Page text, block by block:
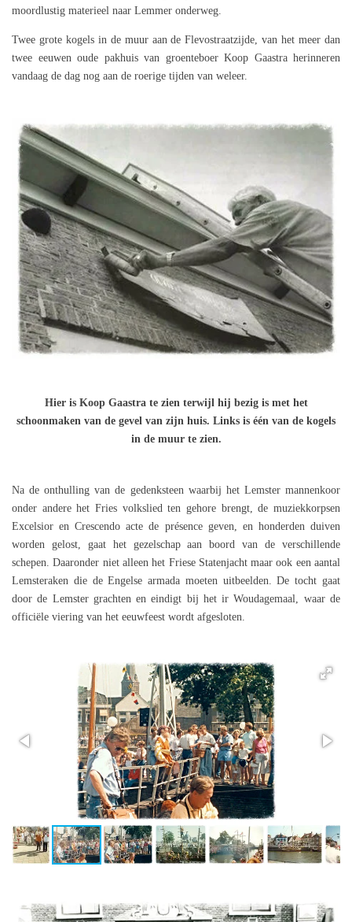
moordlustig materieel naar Lemmer onderweg.
Twee grote kogels in de muur aan de Flevostraatzijde, van het meer dan
twee eeuwen oude pakhuis van groenteboer Koop Gaastra herinneren
vandaag de dag nog aan de roerige tijden van weleer.
Hier is Koop Gaastra te zien terwijl hij bezig is met het
schoonmaken van de gevel van zijn huis. Links is één van de kogels
in de muur te zien.
Na de onthulling van de gedenksteen waarbij het Lemster mannenkoor
onder andere het Fries volkslied ten gehore brengt, de muziekkorpsen
Excelsior en Crescendo acte de présence geven, en honderden duiven
worden gelost, gaat het gezelschap aan boord van de verschillende
schepen. Daaronder niet alleen het Friese Statenjacht maar ook een aantal
Lemsteraken die de Engelse armada moeten uitbeelden. De tocht gaat
door de Lemster grachten en eindigt bij het ir Woudagemaal, waar de
officiële viering van het eeuwfeest wordt afgesloten.